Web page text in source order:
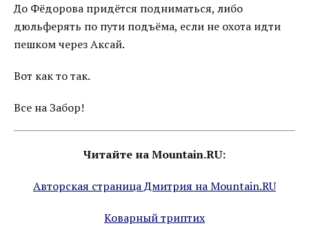
До Фёдорова придётся подниматься, либо
дюльферять по пути подъёма, если не охота идти
пешком через Аксай.
Вот как то так.
Все на Забор!
Читайте на Mountain.RU:
Авторская страница Дмитрия на Mountain.RU
Коварный триптих